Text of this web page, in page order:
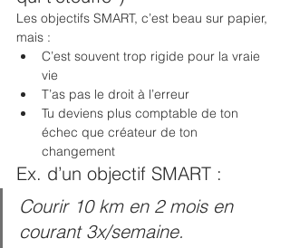
Les objectifs SMART, c’est beau sur papier,
mais :
C’est souvent trop rigide pour la vraie
vie
T’as pas le droit à l’erreur
Tu deviens plus comptable de ton
échec que créateur de ton
changement
Ex. d’un objectif SMART :
Courir 10 km en 2 mois en
courant 3x/semaine.